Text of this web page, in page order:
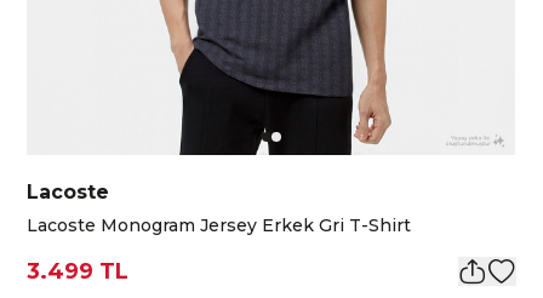
Lacoste
Lacoste Monogram Jersey Erkek Gri T-Shirt
3.499 TL